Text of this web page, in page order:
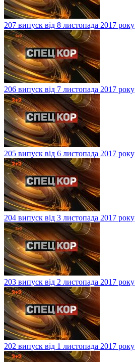
207 випуск від 8 листопада 2017 року
206 випуск від 7 листопада 2017 року
205 випуск від 6 листопада 2017 року
204 випуск від 3 листопада 2017 року
203 випуск від 2 листопада 2017 року
202 випуск від 1 листопада 2017 року